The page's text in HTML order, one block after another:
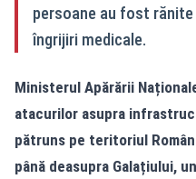
persoane au fost
îngrijiri medicale.
Ministerul Apărării
atacurilor asupra
pătruns pe teritoriul
până deasupra Galațiului,